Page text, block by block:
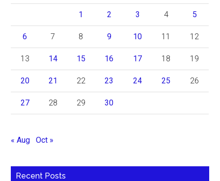
1 2 3 4 5
6 7 8 9 10 11 12
13 14 15 16 17 18 19
20 21 22 23 24 25 26
27 28 29 30
« Aug Oct »
Recent Posts